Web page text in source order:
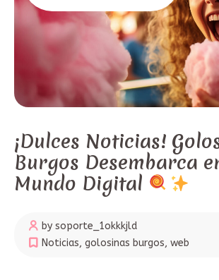
¡Dulces Noticias!
Burgos Desembarca
Mundo Digital
by soporte_1okkkjld
Noticias, golosinas burgos, web